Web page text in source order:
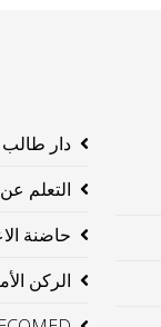
دار طالب
التعلم
حاضنة
الركن